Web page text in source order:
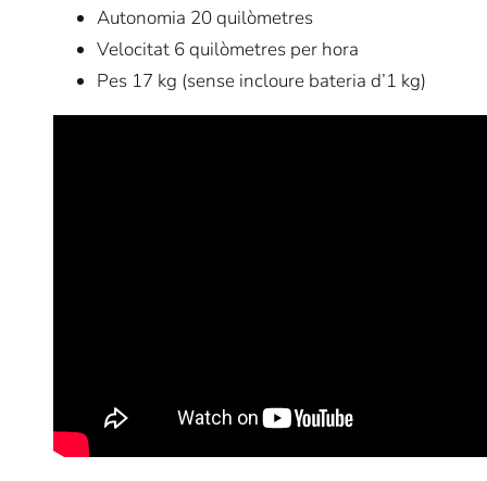
Autonomia 20 quilòmetres
Velocitat 6 quilòmetres per hora
Pes 17 kg (sense incloure bateria d’1 kg)